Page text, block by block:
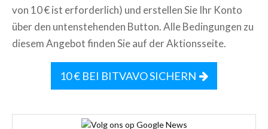
von 10 € ist erforderlich) und erstellen Sie Ihr Konto
über den untenstehenden Button. Alle Bedingungen zu
diesem Angebot finden Sie auf der Aktionsseite.
10 € BEI BITVAVO SICHERN